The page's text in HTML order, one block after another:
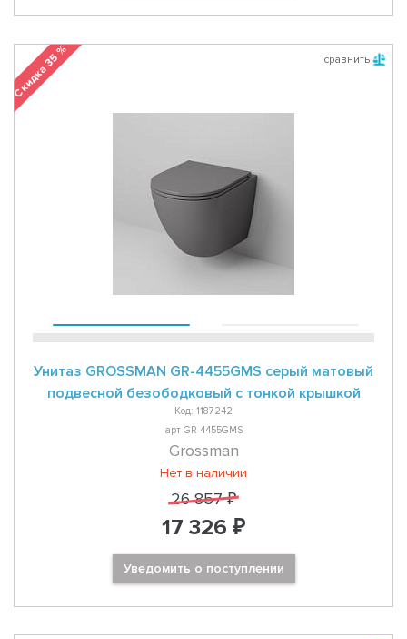
сравнить
Скидка 35 %
Унитаз GROSSMAN GR-4455GMS серый матовый
подвесной безободковый с тонкой крышкой
Код: 1187242
арт GR-4455GMS
Grossman
Нет в наличии
26 857 ₽
17 326 ₽
Уведомить о поступлении